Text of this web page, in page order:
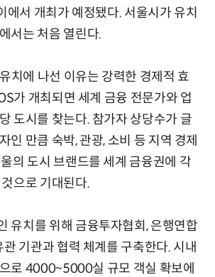
에서 개최가 예정됐다. 서울시가 유치
서는 처음 열린다.
치에 나선 이유는 강력한 경제적 효
가 개최되면 세계 금융 전문가와 업
도시를 찾는다. 참가자 상당수가 글
인 만큼 숙박, 관광, 소비 등 지역 경제
의 도시 브랜드를 세계 금융권에 각
으로 기대된다.
유치를 위해 금융투자협회, 은행연합
관 기관과 협력 체계를 구축한다. 시내
로 4000~5000실 규모 객실 확보에